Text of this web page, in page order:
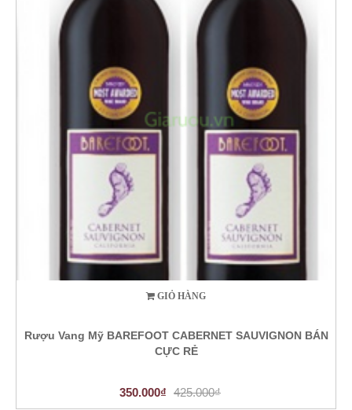
GIỎ HÀNG
Rượu Vang Mỹ BAREFOOT CABERNET SAUVIGNON BÁN
CỰC RẺ
350.000₫ 425.000₫